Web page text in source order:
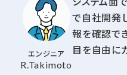
エンジニア
R.Takimoto
で自社開発
報を確認で
目を自由に